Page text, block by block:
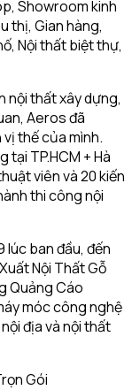
Showroom kinh
thị, Gian hàng,
Nội thất biệt thự,
nội thất xây dựng,
Aeros đã
thế của mình.
TP.HCM + Hà
viên và 20 kiến
thi công nội
lúc ban đầu, đến
Nội Thất Gỗ
Quảng Cáo
móc công nghệ
địa và nội thất
Gói